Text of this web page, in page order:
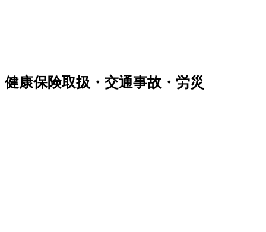
健康保険取扱・交通事故・労災